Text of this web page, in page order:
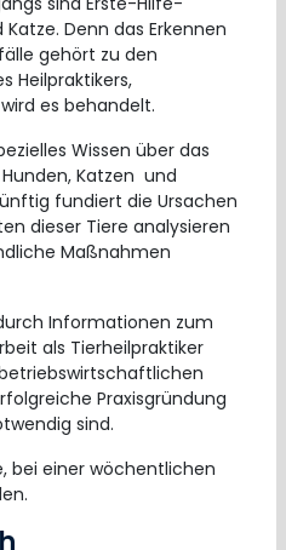
Denn das Erkennen
gehört zu den
Heilpraktikers,
es behandelt.
Wissen über das
Katzen und
fundiert die Ursachen
dieser Tiere analysieren
Maßnahmen
Informationen zum
als Tierheilpraktiker
Praxisgründung
sind.
bei einer wöchentlichen